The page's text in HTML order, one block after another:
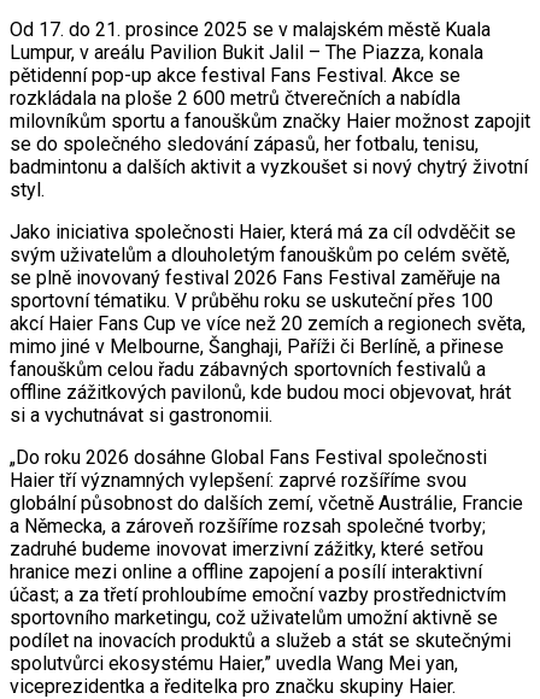
Od 17. do 21. prosince 2025 se v malajském městě Kuala
Lumpur, v areálu Pavilion Bukit Jalil – The Piazza, konala
pětidenní pop-up akce festival Fans Festival. Akce se
rozkládala na ploše 2 600 metrů čtverečních a nabídla
milovníkům sportu a fanouškům značky Haier možnost zapojit
se do společného sledování zápasů, her fotbalu, tenisu,
badmintonu a dalších aktivit a vyzkoušet si nový chytrý životní
styl.
Jako iniciativa společnosti Haier, která má za cíl odvděčit se
svým uživatelům a dlouholetým fanouškům po celém světě,
se plně inovovaný festival 2026 Fans Festival zaměřuje na
sportovní tématiku. V průběhu roku se uskuteční přes 100
akcí Haier Fans Cup ve více než 20 zemích a regionech světa,
mimo jiné v Melbourne, Šanghaji, Paříži či Berlíně, a přinese
fanouškům celou řadu zábavných sportovních festivalů a
offline zážitkových pavilonů, kde budou moci objevovat, hrát
si a vychutnávat si gastronomii.
„Do roku 2026 dosáhne Global Fans Festival společnosti
Haier tří významných vylepšení: zaprvé rozšíříme svou
globální působnost do dalších zemí, včetně Austrálie, Francie
a Německa, a zároveň rozšíříme rozsah společné tvorby;
zadruhé budeme inovovat imerzivní zážitky, které setřou
hranice mezi online a offline zapojení a posílí interaktivní
účast; a za třetí prohloubíme emoční vazby prostřednictvím
sportovního marketingu, což uživatelům umožní aktivně se
podílet na inovacích produktů a služeb a stát se skutečnými
spolutvůrci ekosystému Haier,” uvedla Wang Mei yan,
viceprezidentka a ředitelka pro značku skupiny Haier.